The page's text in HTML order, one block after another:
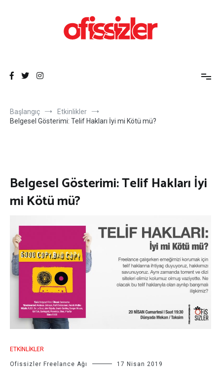
Başlangıç
Etkinlikler
Belgesel Gösterimi: Telif Hakları İyi mi Kötü mü?
Belgesel Gösterimi: Telif Hakları İyi
mi Kötü mü?
ETKINLIKLER
Ofissizler Freelance Ağı 17 Nisan 2019